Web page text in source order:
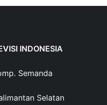
INDONESIA
Semanda
Selatan